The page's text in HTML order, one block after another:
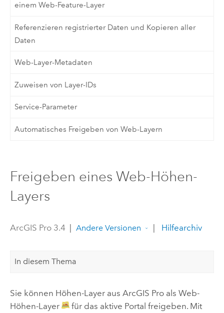
einem Web-Feature-Layer
Referenzieren registrierter Daten und Kopieren aller
Daten
Web-Layer-Metadaten
Zuweisen von Layer-IDs
Service-Parameter
Automatisches Freigeben von Web-Layern
Freigeben eines Web-Höhen-
Layers
ArcGIS Pro 3.4 | Andere Versionen | Hilfearchiv
In diesem Thema
Sie können Höhen-Layer aus ArcGIS Proals Web-
Höhen-Layer
für das aktive Portal freigeben. Mit